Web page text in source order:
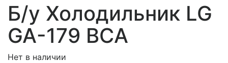
Б/у Холодильник LG
GA-179 BCA
Нет в наличии